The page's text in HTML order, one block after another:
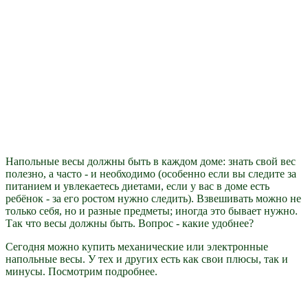
Напольные весы должны быть в каждом доме: знать свой вес
полезно, а часто - и необходимо (особенно если вы следите за
питанием и увлекаетесь диетами, если у вас в доме есть
ребёнок - за его ростом нужно следить). Взвешивать можно не
только себя, но и разные предметы; иногда это бывает нужно.
Так что весы должны быть. Вопрос - какие удобнее?
Сегодня можно купить механические или электронные
напольные весы. У тех и других есть как свои плюсы, так и
минусы. Посмотрим подробнее.